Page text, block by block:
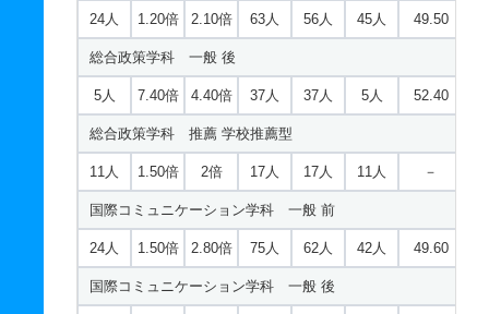
24人 1.20倍 2.10倍 63人 56人 45人 49.50
総合政策学科 一般 後
5人 7.40倍 4.40倍 37人 37人 5人 52.40
総合政策学科 推薦 学校推薦型
11人 1.50倍 2倍 17人 17人 11人 －
国際コミュニケーション学科 一般 前
24人 1.50倍 2.80倍 75人 62人 42人 49.60
国際コミュニケーション学科 一般 後